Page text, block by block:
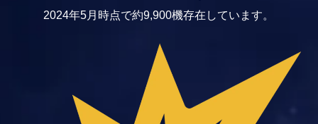
2024年5月時点で約9,900機存在しています。